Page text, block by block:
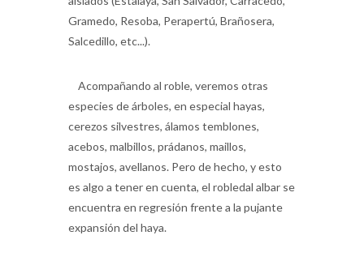
Salcedillo, etc...).
cerezos silvestres, álamos temblones,
acebos, malbillos, prádanos, maillos,
mostajos, avellanos. Pero de hecho, y esto
es algo a tener en cuenta, el robledal albar se
encuentra en regresión frente a la pujante
expansión del haya.